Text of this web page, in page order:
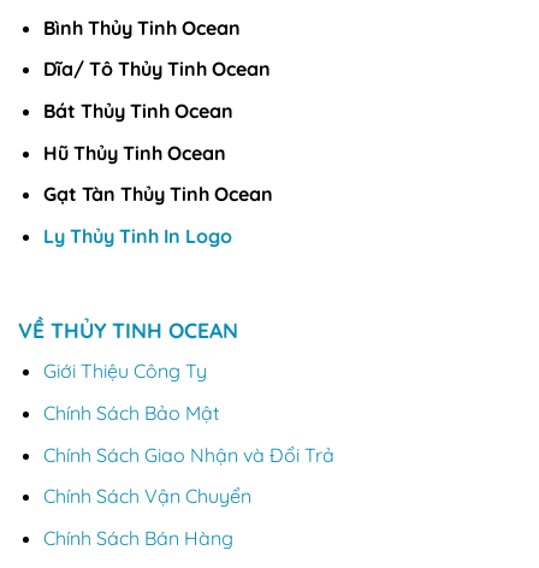
Bình Thủy Tinh Ocean
Dĩa/ Tô Thủy Tinh Ocean
Bát Thủy Tinh Ocean
Hũ Thủy Tinh Ocean
Gạt Tàn Thủy Tinh Ocean
Ly Thủy Tinh In Logo
VỀ THỦY TINH OCEAN
Giới Thiệu Công Ty
Chính Sách Bảo Mật
Chính Sách Giao Nhận và Đổi Trả
Chính Sách Vận Chuyển
Chính Sách Bán Hàng